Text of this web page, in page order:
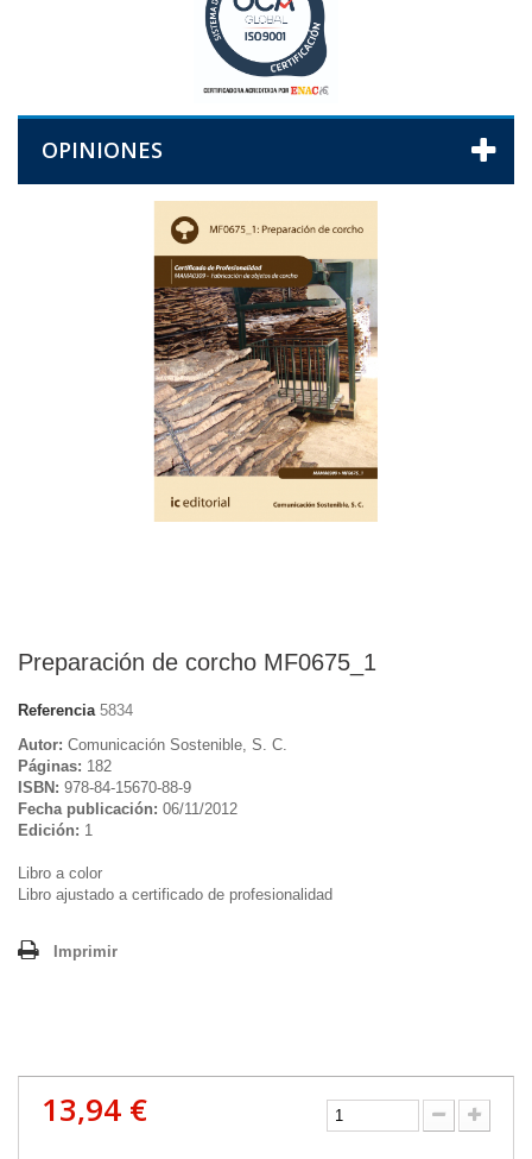
OPINIONES
Preparación de corcho MF0675_1
Referencia 5834
Autor: Comunicación Sostenible, S. C.
Páginas: 182
ISBN: 978-84-15670-88-9
Fecha publicación: 06/11/2012
Edición: 1
Libro a color
Libro ajustado a certificado de profesionalidad
Imprimir
13,94 €